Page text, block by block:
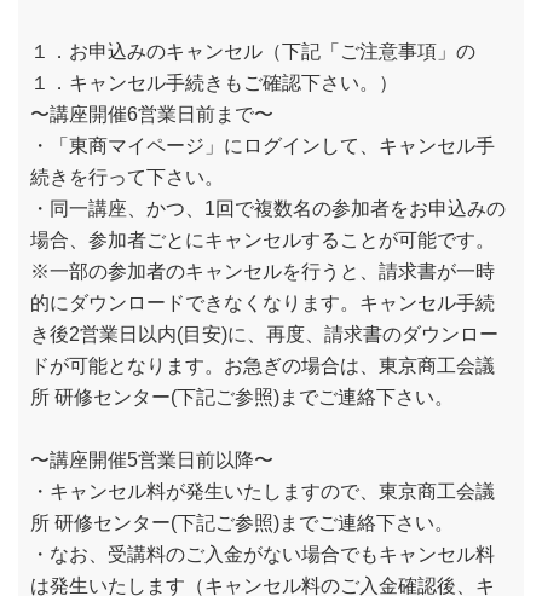
１．お申込みのキャンセル（下記「ご注意事項」の
１．キャンセル手続きもご確認下さい。）
〜講座開催6営業日前まで〜
・「東商マイページ」にログインして、キャンセル手
続きを行って下さい。
・同一講座、かつ、1回で複数名の参加者をお申込みの
場合、参加者ごとにキャンセルすることが可能です。
※一部の参加者のキャンセルを行うと、請求書が一時
的にダウンロードできなくなります。キャンセル手続
き後2営業日以内(目安)に、再度、請求書のダウンロー
ドが可能となります。お急ぎの場合は、東京商工会議
所 研修センター(下記ご参照)までご連絡下さい。
〜講座開催5営業日前以降〜
・キャンセル料が発生いたしますので、東京商工会議
所 研修センター(下記ご参照)までご連絡下さい。
・なお、受講料のご入金がない場合でもキャンセル料
は発生いたします（キャンセル料のご入金確認後、キ